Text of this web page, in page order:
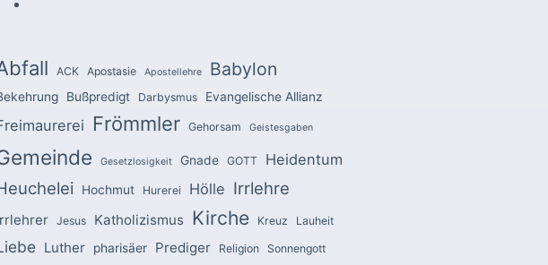
ACK Apostasie Apostellehre Babylon
Bußpredigt Darbysmus Evangelische Allianz
Frömmler Gehorsam Geistesgaben
Gesetzlosigkeit Gnade GOTT Heidentum
Hochmut Hurerei Hölle Irrlehre
Jesus Katholizismus Kirche Kreuz Lauheit
Luther pharisäer Prediger Religion Sonnengott